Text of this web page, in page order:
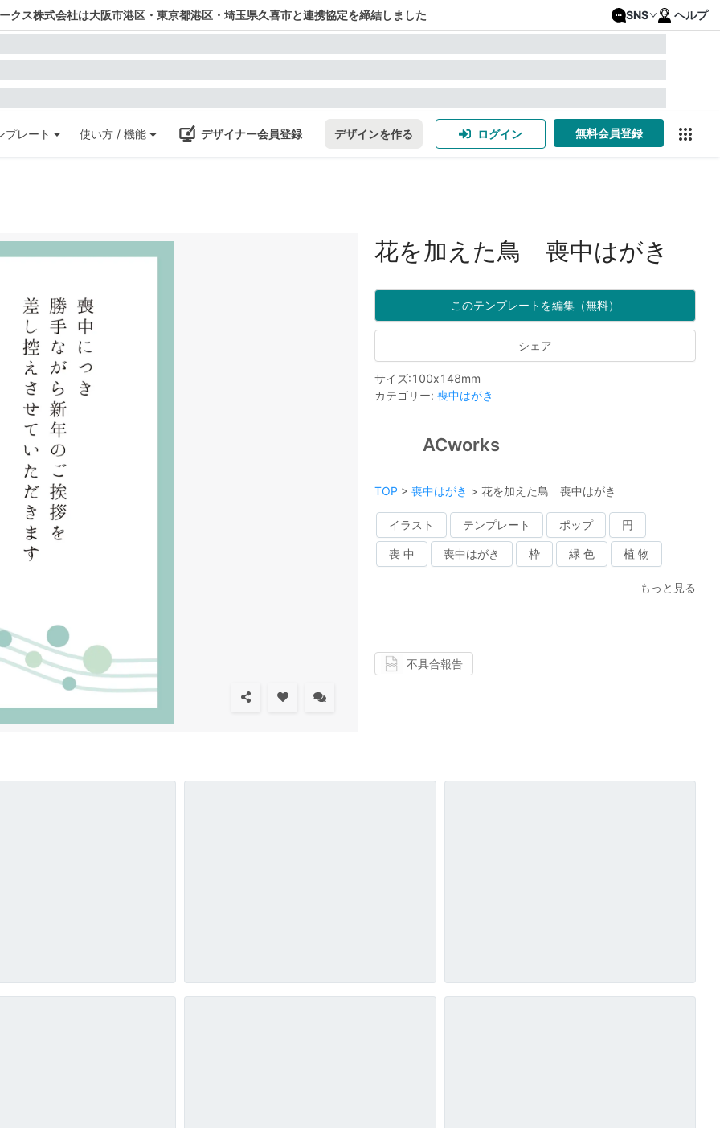
クス株式会社は大阪市港区・東京都港区・埼玉県久喜市と連携協定を締結しました SNS ヘルプ
プレート 使い方 / 機能 デザイナー会員登録 デザインを作る ログイン 無料会員登録
花を加えた鳥 喪中はがき
このテンプレートを編集（無料）
シェア
サイズ:100x148mm
カテゴリー: 喪中はがき
ACworks
TOP > 喪中はがき > 花を加えた鳥 喪中はがき
イラスト テンプレート ポップ 円
喪 中 喪中はがき 枠 緑 色 植 物
もっと見る
不具合報告